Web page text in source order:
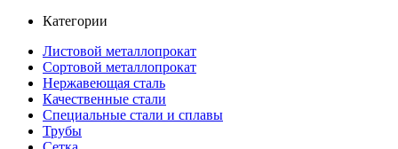
Категории
Листовой металлопрокат
Сортовой металлопрокат
Нержавеющая сталь
Качественные стали
Специальные стали и сплавы
Трубы